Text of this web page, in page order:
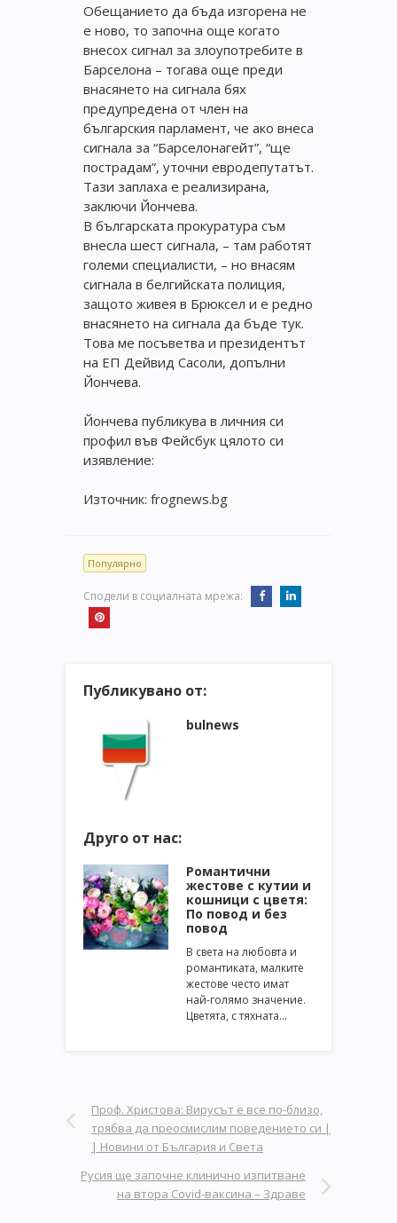
Обещанието да бъда изгорена не
е ново, то започна още когато
внесох сигнал за злоупотребите в
Барселона – тогава още преди
внасянето на сигнала бях
предупредена от член на
българския парламент, че ако внеса
сигнала за “Барселонагейт”, “ще
пострадам”, уточни евродепутатът.
Тази заплаха е реализирана,
заключи Йончева.
В българската прокуратура съм
внесла шест сигнала, – там работят
големи специалисти, – но внасям
сигнала в белгийската полиция,
защото живея в Брюксел и е редно
внасянето на сигнала да бъде тук.
Това ме посъветва и президентът
на ЕП Дейвид Сасоли, допълни
Йончева.
Йончева публикува в личния си
профил във Фейсбук цялото си
изявление:
Източник: frognews.bg
Популярно
Сподели в социалната мрежа:
Публикувано от:
bulnews
Друго от нас:
Романтични
жестове с кутии и
кошници с цветя:
По повод и без
повод
В света на любовта и
романтиката, малките
жестове често имат
най-голямо значение.
Цветята, с тяхната…
Проф. Христова: Вирусът е все по-близо,
трябва да преосмислим поведението си |
| Новини от България и Света
Русия ще започне клинично изпитване
на втора Covid-ваксина – Здраве